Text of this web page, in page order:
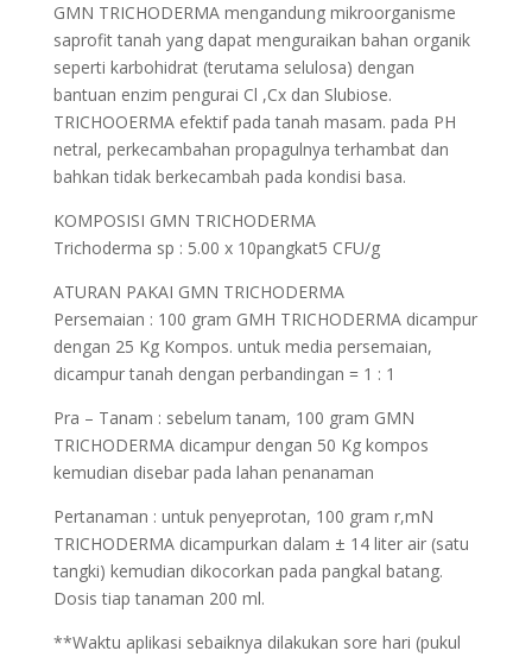
GMN TRICHODERMA mengandung mikroorganisme
saprofit tanah yang dapat menguraikan bahan organik
seperti karbohidrat (terutama selulosa) dengan
bantuan enzim pengurai Cl ,Cx dan Slubiose.
TRICHOOERMA efektif pada tanah masam. pada PH
netral, perkecambahan propagulnya terhambat dan
bahkan tidak berkecambah pada kondisi basa.
KOMPOSISI GMN TRICHODERMA
Trichoderma sp : 5.00 x 10pangkat5 CFU/g
ATURAN PAKAI GMN TRICHODERMA
Persemaian : 100 gram GMH TRICHODERMA dicampur
dengan 25 Kg Kompos. untuk media persemaian,
dicampur tanah dengan perbandingan = 1 : 1
Pra – Tanam : sebelum tanam, 100 gram GMN
TRICHODERMA dicampur dengan 50 Kg kompos
kemudian disebar pada lahan penanaman
Pertanaman : untuk penyeprotan, 100 gram r,mN
TRICHODERMA dicampurkan dalam ± 14 liter air (satu
tangki) kemudian dikocorkan pada pangkal batang.
Dosis tiap tanaman 200 ml.
**Waktu aplikasi sebaiknya dilakukan sore hari (pukul